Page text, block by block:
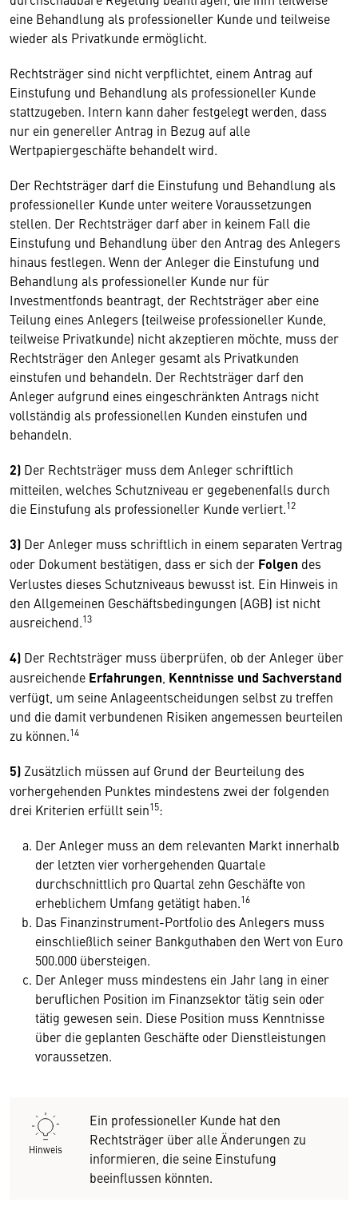
eine Behandlung als professioneller Kunde und teilweise
wieder als Privatkunde ermöglicht.
Rechtsträger sind nicht verpflichtet, einem Antrag auf
Einstufung und Behandlung als professioneller Kunde
stattzugeben. Intern kann daher festgelegt werden, dass
nur ein genereller Antrag in Bezug auf alle
Wertpapiergeschäfte behandelt wird.
Der Rechtsträger darf die Einstufung und Behandlung als
professioneller Kunde unter weitere Voraussetzungen
stellen. Der Rechtsträger darf aber in keinem Fall die
Einstufung und Behandlung über den Antrag des Anlegers
hinaus festlegen. Wenn der Anleger die Einstufung und
Behandlung als professioneller Kunde nur für
Investmentfonds beantragt, der Rechtsträger aber eine
Teilung eines Anlegers (teilweise professioneller Kunde,
teilweise Privatkunde) nicht akzeptieren möchte, muss der
Rechtsträger den Anleger gesamt als Privatkunden
einstufen und behandeln. Der Rechtsträger darf den
Anleger aufgrund eines eingeschränkten Antrags nicht
vollständig als professionellen Kunden einstufen und
behandeln.
2) Der Rechtsträger muss dem Anleger schriftlich
mitteilen, welches Schutzniveau er gegebenenfalls durch
die Einstufung als professioneller Kunde verliert.12
3) Der Anleger muss schriftlich in einem separaten Vertrag
oder Dokument bestätigen, dass er sich der Folgen des
Verlustes dieses Schutzniveaus bewusst ist. Ein Hinweis in
den Allgemeinen Geschäftsbedingungen (AGB) ist nicht
ausreichend.13
4) Der Rechtsträger muss überprüfen, ob der Anleger über
ausreichende Erfahrungen Kenntnisse und Sachverstand
verfügt, um seine Anlageentscheidungen selbst zu treffen
und die damit verbundenen Risiken angemessen beurteilen
zu können.14
5) Zusätzlich müssen auf Grund der Beurteilung des
vorhergehenden Punktes mindestens zwei der folgenden
drei Kriterien erfüllt sein15:
Der Anleger muss an dem relevanten Markt innerhalb
der letzten vier vorhergehenden Quartale
durchschnittlich pro Quartal zehn Geschäfte von
erheblichem Umfang getätigt haben.16
Das Finanzinstrument-Portfolio des Anlegers muss
einschließlich seiner Bankguthaben den Wert von Euro
500.000 übersteigen.
Der Anleger muss mindestens ein Jahr lang in einer
beruflichen Position im Finanzsektor tätig sein oder
tätig gewesen sein. Diese Position muss Kenntnisse
über die geplanten Geschäfte oder Dienstleistungen
voraussetzen.
Hinweis
Ein professioneller Kunde hat den
Rechtsträger über alle Änderungen zu
informieren, die seine Einstufung
beeinflussen könnten.